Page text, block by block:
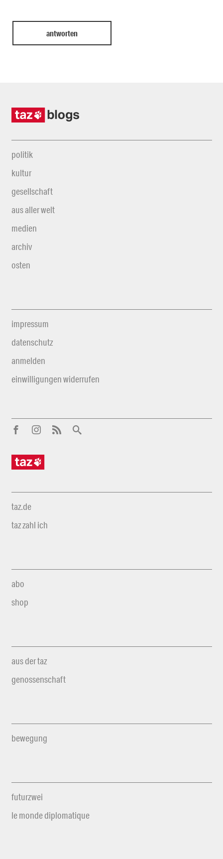
politik
kultur
gesellschaft
aus aller welt
medien
archiv
osten
impressum
datenschutz
anmelden
einwilligungen widerrufen
taz.de
taz zahl ich
abo
shop
aus der taz
genossenschaft
bewegung
futurzwei
le monde diplomatique